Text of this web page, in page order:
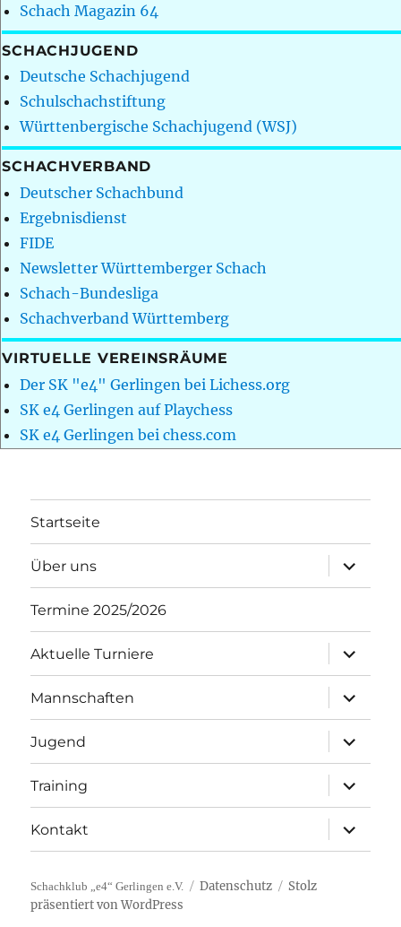
Schach Magazin 64
SCHACHJUGEND
Deutsche Schachjugend
Schulschachstiftung
Württenbergische Schachjugend (WSJ)
SCHACHVERBAND
Deutscher Schachbund
Ergebnisdienst
FIDE
Newsletter Württemberger Schach
Schach-Bundesliga
Schachverband Württemberg
VIRTUELLE VEREINSRÄUME
Der SK "e4" Gerlingen bei Lichess.org
SK e4 Gerlingen auf Playchess
SK e4 Gerlingen bei chess.com
Startseite
Über uns
öffnen
Termine 2025/2026
Aktuelle Turniere
öffnen
Mannschaften
öffnen
Jugend
öffnen
Training
öffnen
Kontakt
öffnen
Schachklub „e4“ Gerlingen e.V. Datenschutz
Stolz
präsentiert von WordPress